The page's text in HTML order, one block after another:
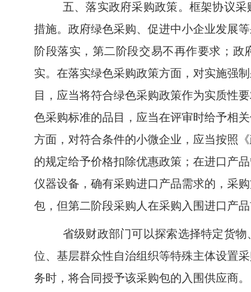
五、落实政府采购政策。 框架协议采
措施。政府绿色采购、促进中小企业发展
阶段落实，第二阶段交易不再作要求；
实。在落实绿色采购政策方面，对实施强
目，应当将符合绿色采购政策作为实质性
色采购标准的品目，应当在评审时给予相
方面，对符合条件的小微企业，应当按照
的规定给予价格扣除优惠政策；在进口产
仪器设备，确有采购进口产品需求的，采
包，但第二阶段采购人在采购入围进口产
省级财政部门可以探索选择特定货
位、基层群众性自治组织等特殊主体设置
务时，将合同授予该采购包的入围供应商。